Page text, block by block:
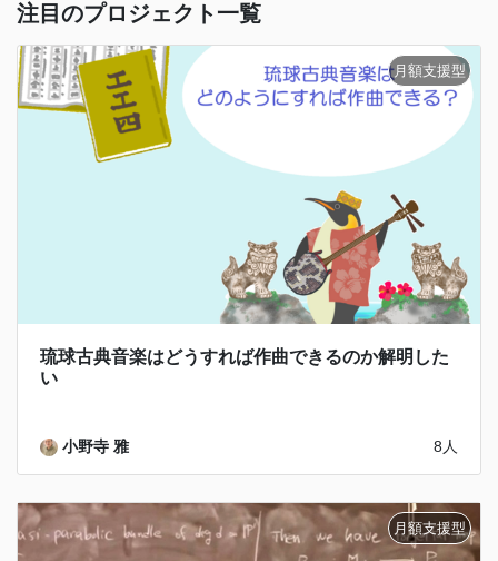
注目のプロジェクト一覧
琉球古典音楽はどうすれば作曲できるのか解明した
い
小野寺 雅 8人